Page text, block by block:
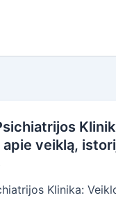
veiklą,
Klinika: